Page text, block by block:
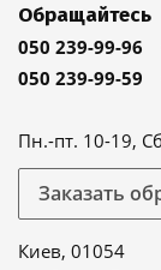
Обращайтесь
050 239-99-96
050 239-99-59
Пн.-пт. 10-19,
Заказать
Киев, 01054